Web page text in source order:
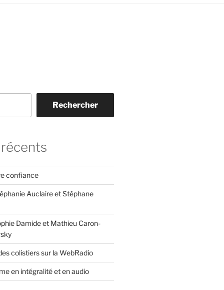
Rechercher
confiance
Auclaire et Stéphane
Damide et Mathieu Caron-
colistiers sur la WebRadio
en intégralité et en audio